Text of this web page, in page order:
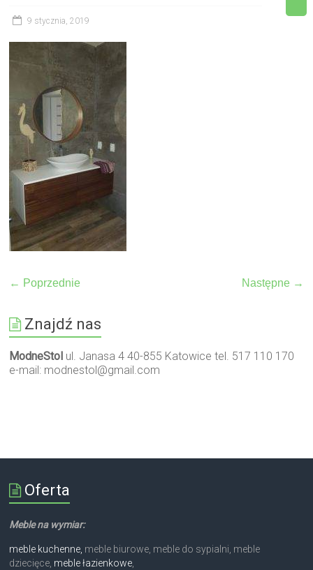
9 stycznia, 2019
← Poprzednie Następne →
Znajdź nas
ModneStol ul. Janasa 4 40-855 Katowice tel. 517 110 170
e-mail: modnestol@gmail.com
Oferta
Meble na wymiar:
meble kuchenne, meble biurowe, meble do sypialni, meble
dziecięce, meble łazienkowe,